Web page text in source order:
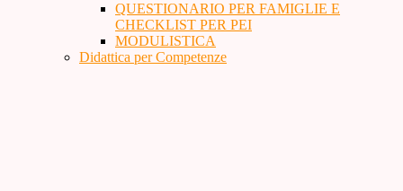
QUESTIONARIO PER FAMIGLIE E
CHECKLIST PER PEI
MODULISTICA
Didattica per Competenze